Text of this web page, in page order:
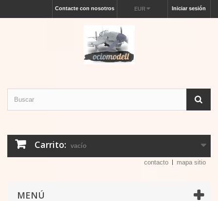
Iniciar sesión
EUR
Contacte con nosotros
Carrito: vacío
contacto mapa sitio
MENÚ